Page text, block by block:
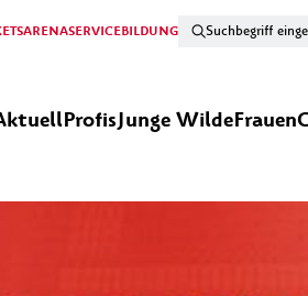
ARENASERVICEBILDUNG
ProfisJunge WildeFrauen